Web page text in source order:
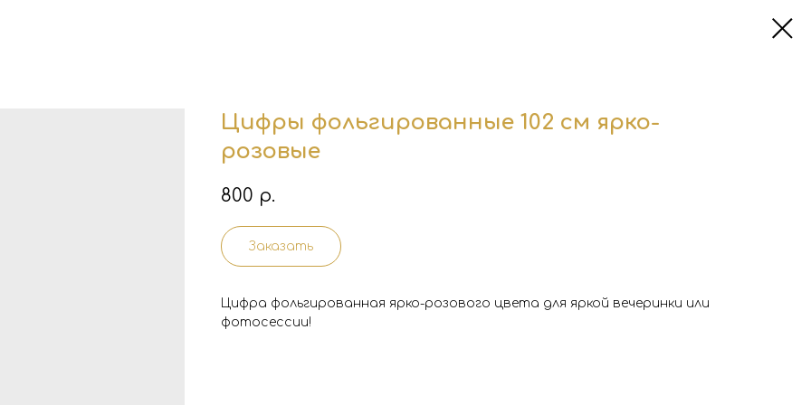
Цифры фольгированные 102 см ярко-
розовые
800 р.
Заказать
Цифра фольгированная ярко-розового цвета для яркой вечеринки или
фотосессии!